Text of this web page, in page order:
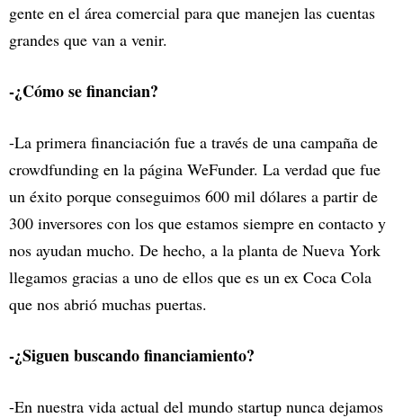
gente en el área comercial para que manejen las cuentas
grandes que van a venir.
-¿Cómo se financian?
-La primera financiación fue a través de una campaña de
crowdfunding en la página WeFunder. La verdad que fue
un éxito porque conseguimos 600 mil dólares a partir de
300 inversores con los que estamos siempre en contacto y
nos ayudan mucho. De hecho, a la planta de Nueva York
llegamos gracias a uno de ellos que es un ex Coca Cola
que nos abrió muchas puertas.
-¿Siguen buscando financiamiento?
-En nuestra vida actual del mundo startup nunca dejamos